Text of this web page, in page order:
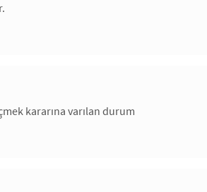
kararına varılan durum